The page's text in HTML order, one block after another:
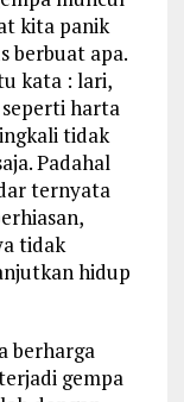
kita panik
berbuat apa.
kata : lari,
harta
tidak
Padahal
ternyata
tidak
hidup
berharga
gempa